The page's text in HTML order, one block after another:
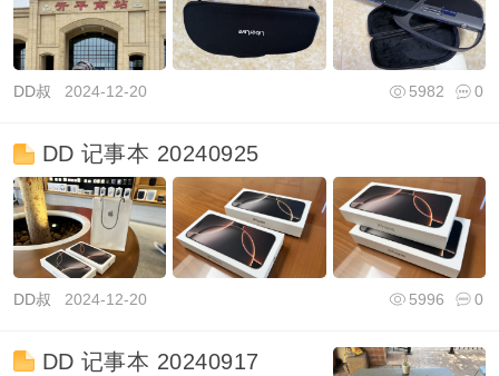
DD叔 2024-12-20 0
5982
DD 记事本 20240925
DD叔 2024-12-20 0
5996
DD 记事本 20240917